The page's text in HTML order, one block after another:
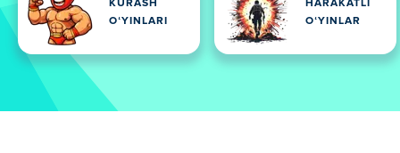
KURASH
OʻYINLARI
HARAKATLI
OʻYINLAR